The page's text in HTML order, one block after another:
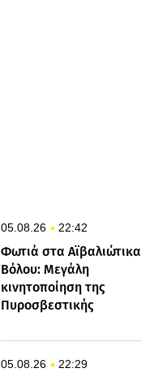
05.08.26 22:42
Φωτιά στα Αϊβαλιώτικα
Βόλου: Μεγάλη
κινητοποίηση της
Πυροσβεστικής
05.08.26 22:29